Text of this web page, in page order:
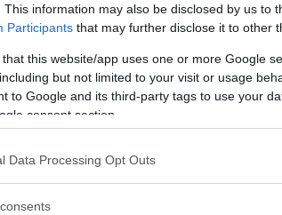
This information may also be disclosed by us to
Participants that may further disclose it to other
that this website/app uses one or more Google
but not limited to your visit or usage
to Google and its third-party tags to use your
consent section.
Data Processing Opt Outs
6